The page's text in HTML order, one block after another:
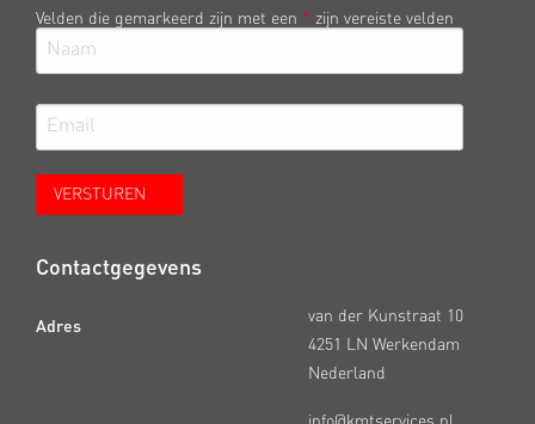
Velden die gemarkeerd zijn met een * zijn vereiste velden
Contactgegevens
Adres
van der Kunstraat 10
4251 LN Werkendam
Nederland